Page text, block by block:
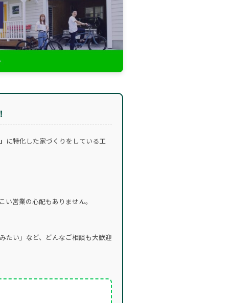
に特化した家づくりをしている工
営業の心配もありません。
たい」など、どんなご相談も大歓迎